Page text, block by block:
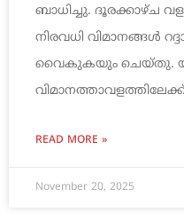
ബാധിച്ചു. ദൂരക്കാഴ്ച
നിരവധി വിമാനങ്ങൾ
വൈകുകയും ചെയ്തു.
READ MORE »
November 20, 2025